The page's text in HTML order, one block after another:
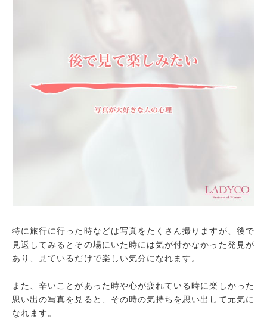
特に旅行に行った時などは写真をたくさん撮りますが、後で
見返してみるとその場にいた時には気が付かなかった発見が
あり、見ているだけで楽しい気分になれます。
また、辛いことがあった時や心が疲れている時に楽しかった
思い出の写真を見ると、その時の気持ちを思い出して元気に
なれます。